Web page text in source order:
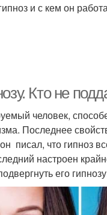
и с кем он
Кто не
человек,
Последнее
что гипноз
настроен
его